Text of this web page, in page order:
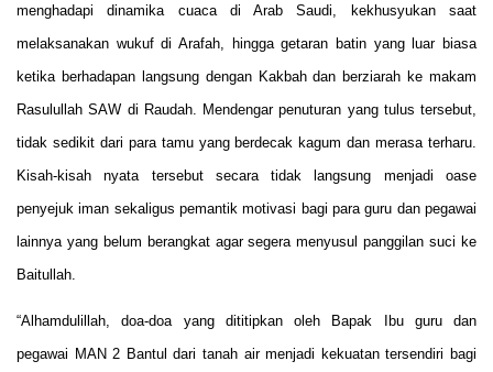
menghadapi dinamika cuaca di Arab Saudi, kekhusyukan saat
melaksanakan wukuf di Arafah, hingga getaran batin yang luar biasa
ketika berhadapan langsung dengan Kakbah dan berziarah ke makam
Rasulullah SAW di Raudah. Mendengar penuturan yang tulus tersebut,
tidak sedikit dari para tamu yang berdecak kagum dan merasa terharu.
Kisah-kisah nyata tersebut secara tidak langsung menjadi oase
penyejuk iman sekaligus pemantik motivasi bagi para guru dan pegawai
lainnya yang belum berangkat agar segera menyusul panggilan suci ke
Baitullah.
“Alhamdulillah, doa-doa yang dititipkan oleh Bapak Ibu guru dan
pegawai MAN 2 Bantul dari tanah air menjadi kekuatan tersendiri bagi